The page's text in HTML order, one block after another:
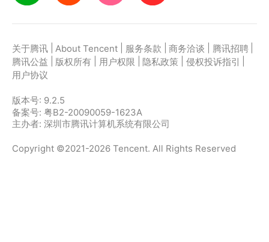
关于腾讯 About Tencent 服务条款 商务洽谈 腾讯招聘
腾讯公益
版权所有 用户权限 隐私政策 侵权投诉指引
用户协议
版本号: 9.2.5
备案号: 粤B2-20090059-1623A
主办者: 深圳市腾讯计算机系统有限公司
Copyright ©2021-2026 Tencent. All Rights Reserved